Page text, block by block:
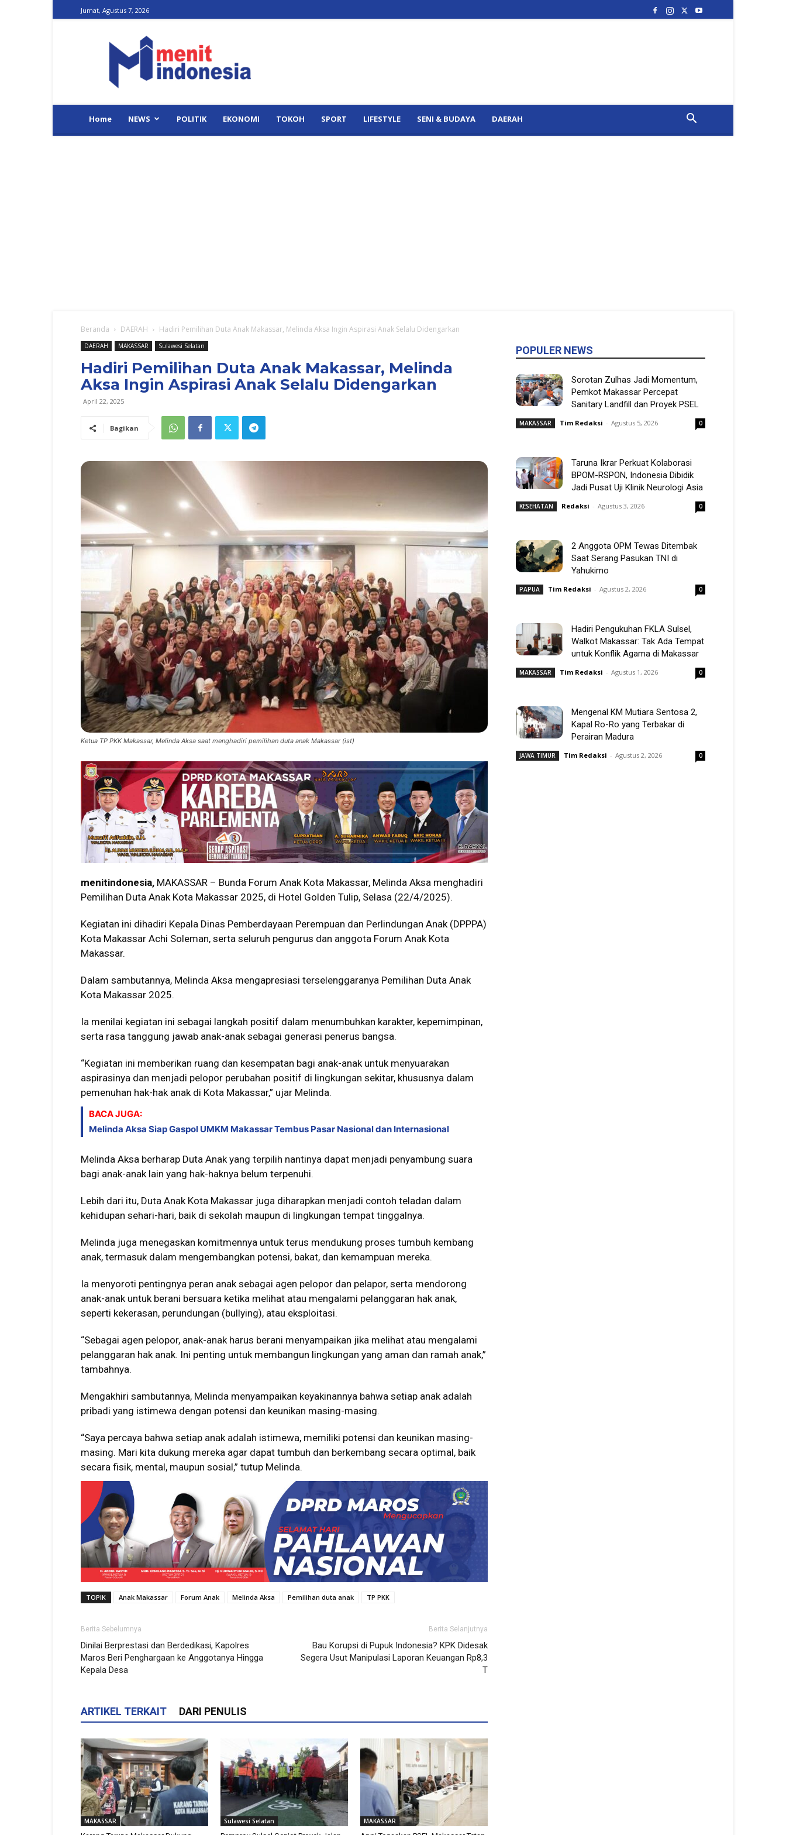
Jumat, Agustus 7, 2026
Indonesia
Home NEWS POLITIK EKONOMI TOKOH SPORT LIFESTYLE SENI & BUDAYA DAERAH
Beranda DAERAH Hadiri Pemilihan Duta Anak Makassar, Melinda Aksa Ingin Aspirasi Anak Selalu Didengarkan
DAERAH MAKASSAR Sulawesi Selatan
Hadiri Pemilihan Duta Anak Makassar, Melinda
Aksa Ingin Aspirasi Anak Selalu Didengarkan
April 22, 2025
Bagikan
Ketua TP PKK Makassar, Melinda Aksa saat menghadiri pemilihan duta anak Makassar (ist)
menitindonesia, MAKASSAR – Bunda Forum Anak Kota Makassar, Melinda Aksa menghadiri
Pemilihan Duta Anak Kota Makassar 2025, di Hotel Golden Tulip, Selasa (22/4/2025).
Kegiatan ini dihadiri Kepala Dinas Pemberdayaan Perempuan dan Perlindungan Anak (DPPPA)
Kota Makassar Achi Soleman, serta seluruh pengurus dan anggota Forum Anak Kota
Makassar.
Dalam sambutannya, Melinda Aksa mengapresiasi terselenggaranya Pemilihan Duta Anak
Kota Makassar 2025.
Ia menilai kegiatan ini sebagai langkah positif dalam menumbuhkan karakter, kepemimpinan,
serta rasa tanggung jawab anak-anak sebagai generasi penerus bangsa.
“Kegiatan ini memberikan ruang dan kesempatan bagi anak-anak untuk menyuarakan
aspirasinya dan menjadi pelopor perubahan positif di lingkungan sekitar, khususnya dalam
pemenuhan hak-hak anak di Kota Makassar,” ujar Melinda.
BACA JUGA:
Melinda Aksa Siap Gaspol UMKM Makassar Tembus Pasar Nasional dan Internasional
Melinda Aksa berharap Duta Anak yang terpilih nantinya dapat menjadi penyambung suara
bagi anak-anak lain yang hak-haknya belum terpenuhi.
Lebih dari itu, Duta Anak Kota Makassar juga diharapkan menjadi contoh teladan dalam
kehidupan sehari-hari, baik di sekolah maupun di lingkungan tempat tinggalnya.
Melinda juga menegaskan komitmennya untuk terus mendukung proses tumbuh kembang
anak, termasuk dalam mengembangkan potensi, bakat, dan kemampuan mereka.
Ia menyoroti pentingnya peran anak sebagai agen pelopor dan pelapor, serta mendorong
anak-anak untuk berani bersuara ketika melihat atau mengalami pelanggaran hak anak,
seperti kekerasan, perundungan (bullying), atau eksploitasi.
“Sebagai agen pelopor, anak-anak harus berani menyampaikan jika melihat atau mengalami
pelanggaran hak anak. Ini penting untuk membangun lingkungan yang aman dan ramah anak,”
tambahnya.
Mengakhiri sambutannya, Melinda menyampaikan keyakinannya bahwa setiap anak adalah
pribadi yang istimewa dengan potensi dan keunikan masing-masing.
“Saya percaya bahwa setiap anak adalah istimewa, memiliki potensi dan keunikan masing-
masing. Mari kita dukung mereka agar dapat tumbuh dan berkembang secara optimal, baik
secara fisik, mental, maupun sosial,” tutup Melinda.
TOPIK Anak Makassar Forum Anak Melinda Aksa Pemilihan duta anak TP PKK
Berita Sebelumnya
Dinilai Berprestasi dan Berdedikasi, Kapolres
Maros Beri Penghargaan ke Anggotanya Hingga
Kepala Desa
Berita Selanjutnya
Bau Korupsi di Pupuk Indonesia? KPK Didesak
Segera Usut Manipulasi Laporan Keuangan Rp8,3
T
ARTIKEL TERKAIT DARI PENULIS
MAKASSAR Sulawesi Selatan MAKASSAR
POPULER NEWS
Sorotan Zulhas Jadi Momentum,
Pemkot Makassar Percepat
Sanitary Landfill dan Proyek PSEL
MAKASSAR Tim Redaksi - Agustus 5, 2026 0
Taruna Ikrar Perkuat Kolaborasi
BPOM-RSPON, Indonesia Dibidik
Jadi Pusat Uji Klinik Neurologi Asia
KESEHATAN Redaksi - Agustus 3, 2026 0
2 Anggota OPM Tewas Ditembak
Saat Serang Pasukan TNI di
Yahukimo
PAPUA Tim Redaksi - Agustus 2, 2026 0
Hadiri Pengukuhan FKLA Sulsel,
Walkot Makassar: Tak Ada Tempat
untuk Konflik Agama di Makassar
MAKASSAR Tim Redaksi - Agustus 1, 2026 0
Mengenal KM Mutiara Sentosa 2,
Kapal Ro-Ro yang Terbakar di
Perairan Madura
JAWA TIMUR Tim Redaksi - Agustus 2, 2026 0